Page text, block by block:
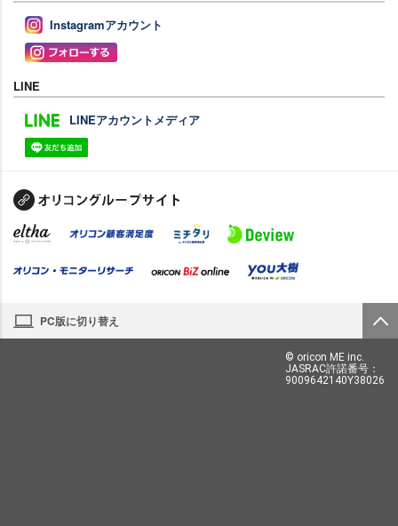
Instagramアカウント
LINE
LINEアカウントメディア
PC版に切り替え
© oricon ME inc.
JASRAC許諾番号：
9009642140Y38026